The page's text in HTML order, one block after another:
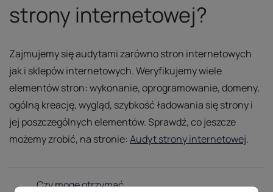
strony internetowej?
Zajmujemy się audytami zarówno stron internetowych
jak i sklepów internetowych. Weryfikujemy wiele
elementów stron: wykonanie, oprogramowanie, domeny,
ogólną kreację, wygląd, szybkość ładowania się strony i
jej poszczególnych elementów. Sprawdź, co jeszcze
możemy zrobić, na stronie: Audyt strony internetowej.
Czy mogę otrzymać